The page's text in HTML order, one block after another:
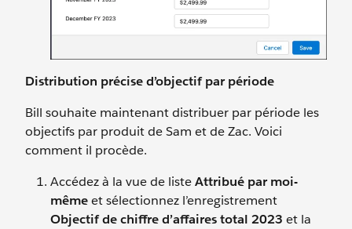
Distribution précise d’objectif par période
Bill souhaite maintenant distribuer par période les
objectifs par produit de Sam et de Zac. Voici
comment il procède.
Accédez à la vue de listeAttribué par moi-
mêmeet sélectionnez l’enregistrement
Objectif de chiffre d’affaires total 2023 et la